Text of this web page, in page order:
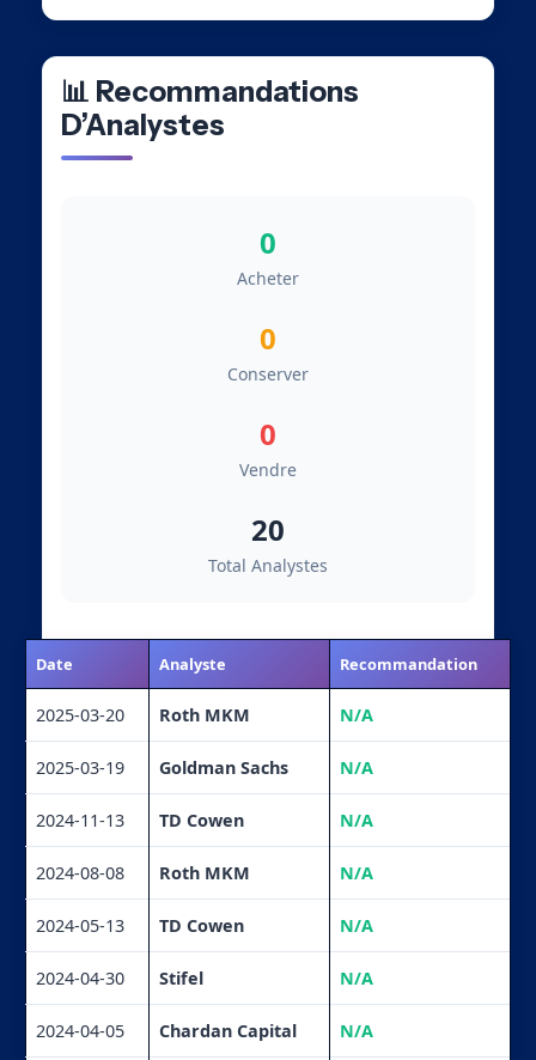
📊 Recommandations
D’Analystes
0
Acheter
0
Conserver
0
Vendre
20
Total Analystes
Date Analyste Recommandation
2025-03-20 Roth MKM N/A
2025-03-19 Goldman Sachs N/A
2024-11-13 TD Cowen N/A
2024-08-08 Roth MKM N/A
2024-05-13 TD Cowen N/A
2024-04-30 Stifel N/A
2024-04-05 Chardan Capital N/A